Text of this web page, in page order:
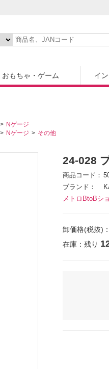
おもちゃ・ゲーム イ
Nゲージ
Nゲージ その他
24-028
商品コード
ブランド
メトロBtoBシ
卸価格(税抜)：
在庫：残り